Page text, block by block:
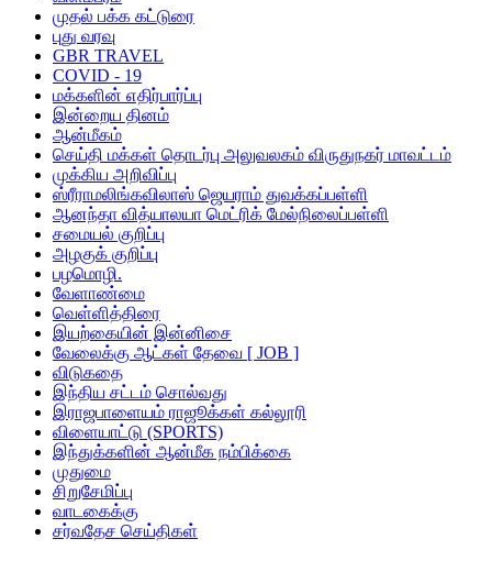
முதல் பக்க கட்டுரை
புது வரவு
GBR TRAVEL
COVID - 19
மக்களின் எதிர்பார்ப்பு
இன்றைய தினம்
ஆன்மீகம்
செய்தி மக்கள் தொடர்பு அலுவலகம் விருதுநகர் மாவட்டம்
முக்கிய அறிவிப்பு
ஸ்ரீராமலிங்கவிலாஸ் ஜெயராம் துவக்கப்பள்ளி
ஆனந்தா வித்யாலயா மெட்ரிக் மேல்நிலைப்பள்ளி
சமையல் குறிப்பு
அழகுக் குறிப்பு
பழமொழி.
வேளாண்மை
வெள்ளித்திரை
இயற்கையின் இன்னிசை
வேலைக்கு ஆட்கள் தேவை [ JOB ]
விடுகதை
இந்திய சட்டம் சொல்வது
இராஜபாளையம் ராஜூக்கள் கல்லூரி
விளையாட்டு (SPORTS)
இந்துக்களின் ஆன்மீக நம்பிக்கை
முதுமை
சிறுசேமிப்பு
வாடகைக்கு
சர்வதேச செய்திகள்